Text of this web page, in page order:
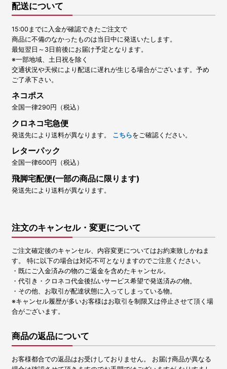
配送について
15:00までに入金が確認できたご注文で
商品に不備のなかったものは当日中に発送いたします。
最短翌日～3日前後にお届け予定となります。
※一部地域、土日祝を除く
交通状況や天候により配送に遅れが生じる場合がございます。予め
ご了承下さい。
ネコポス
全国一律290円（税込）
クロネコ宅急便
発送先により送料が異なります。 こちらをご確認ください。
レターパック
全国一律600円（税込）
飛脚宅配便(一部の商品に限ります)
発送先により送料が異なります。
注文のキャンセル・変更について
ご注文確定後のキャンセル、内容変更についてはお約束致しかねま
す。 特に以下の場合は対応不可となりますのでご注意ください。
・既にご入金済みの物のご返金を含めたキャンセル。
・代引き・クロネコ代金後払いサービス希望で発送済みの物。
・その他、お取引が配達状態に入ってしまっている物。
※キャンセル履歴が多いお客様はお取引を制限又は停止させて頂く場
合がございます。
商品の返品について
お客様都合での返品はお受けしておりません。 お届け商品が異なる